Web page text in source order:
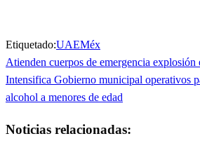
Etiquetado:UAEMéx
Navegación
de
Entrada
anterior
Atienden cuerpos de emergencia
Entrada
siguiente
Intensifica Gobierno municipal operativos
alcohol a menores de edad
Noticias relacionadas: